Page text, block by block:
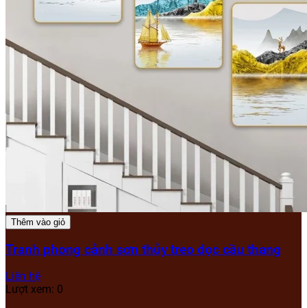
Thêm vào giỏ
Tranh phong cảnh sơn thủy treo dọc cầu thang
Liên hệ
Lượt xem: 0